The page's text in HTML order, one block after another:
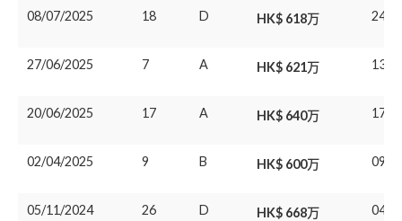
08/07/2025 18 D HK$ 618万 24/
27/06/2025 7 A HK$ 621万 13/
20/06/2025 17 A HK$ 640万 17/
02/04/2025 9 B HK$ 600万 09/
05/11/2024 26 D HK$ 668万 04/